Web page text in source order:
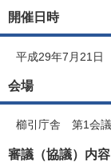
開催日時
平成29年7月21日
会場
櫛引庁舎 第1会
審議（協議）内容